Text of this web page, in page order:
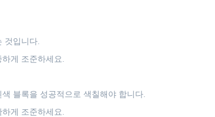
것입니다.
게 조준하세요.
블록을 성공적으로 색칠해야 합니다.
게 조준하세요.